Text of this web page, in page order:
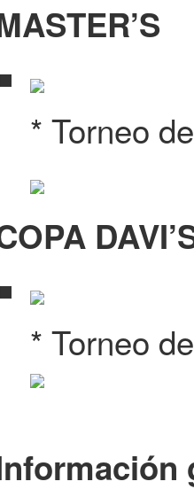
* Torneo
* Torneo